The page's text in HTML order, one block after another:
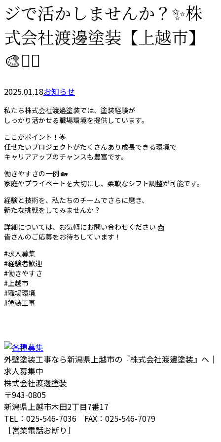
ジで活かしませんか？✨株
式会社渡邊塗装【上越市】
🎨👷‍♂️
2025.01.18お知らせ
私たち株式会社渡邊塗装では、塗装経験が
しっかり活かせる職場環境を提供しています。
ここがポイント！🌟
任せたいプロジェクトがたくさんあり成長できる環境で
キャリアアップのチャンスも豊富です。
働きやすさの一例 🏡
家庭やプライベートを大切にし、柔軟なシフト調整が可能です。
経験と技術を、私たちのチームでさらに磨き、
新たな挑戦をしてみませんか？
詳細については、お気軽にお問い合わせください 📩
皆さんのご応募をお待ちしています！
#求人募集
#経験者歓迎
#働きやすさ
#上越市
#職場環境
#塗装工事
外壁塗装工事なら新潟県上越市の『株式会社渡邊塗装』へ｜
求人募集中
株式会社渡邊塗装
〒943-0805
新潟県上越市木田2丁目7番17
TEL：025-546-7036 FAX：025-546-7079
［営業電話お断り］